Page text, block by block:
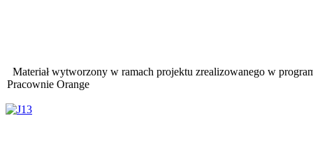
Materiał wytworzony w ramach projektu zrealizowanego w
Pracownie Orange